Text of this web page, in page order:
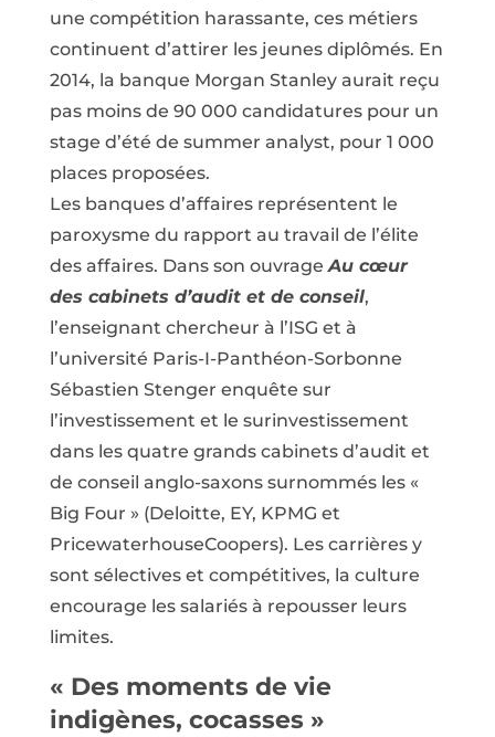
une compétition harassante, ces métiers
continuent d’attirer les jeunes diplômés. En
2014, la banque Morgan Stanley aurait reçu
pas moins de 90 000 candidatures pour un
stage d’été de summer analyst, pour 1 000
places proposées.
Les banques d’affaires représentent le
paroxysme du rapport au travail de l’élite
des affaires. Dans son ouvrageAu cœur
des cabinets d’audit et de conseil,
l’enseignant chercheur à l’ISG et à
l’université Paris-I-Panthéon-Sorbonne
Sébastien Stenger enquête sur
l’investissement et le surinvestissement
dans les quatre grands cabinets d’audit et
de conseil anglo-saxons surnommés les «
Big Four » (Deloitte, EY, KPMG et
PricewaterhouseCoopers). Les carrières y
sont sélectives et compétitives, la culture
encourage les salariés à repousser leurs
limites.
« Des moments de vie
indigènes, cocasses »